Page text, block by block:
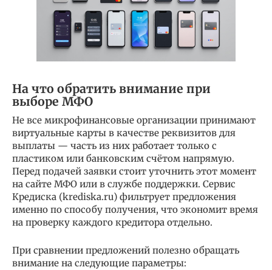
На что обратить внимание при
выборе МФО
Не все микрофинансовые организации принимают
виртуальные карты в качестве реквизитов для
выплаты — часть из них работает только с
пластиком или банковским счётом напрямую.
Перед подачей заявки стоит уточнить этот момент
на сайте МФО или в службе поддержки. Сервис
Кредиска (krediska.ru) фильтрует предложения
именно по способу получения, что экономит время
на проверку каждого кредитора отдельно.
При сравнении предложений полезно обращать
внимание на следующие параметры: